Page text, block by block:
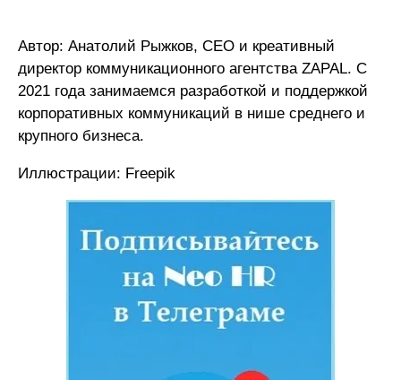
Автор: Анатолий Рыжков, СЕО и креативный
директор коммуникационного агентства ZAPAL. C
2021 года занимаемся разработкой и поддержкой
корпоративных коммуникаций в нише среднего и
крупного бизнеса.
Иллюстрации: Freepik